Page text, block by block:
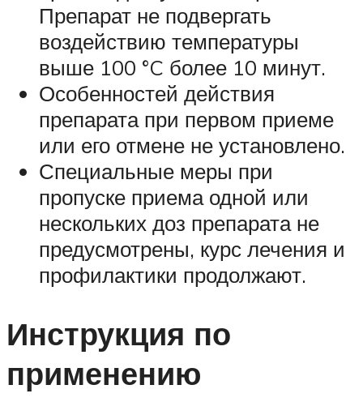
Препарат не подвергать
воздействию температуры
выше 100 °C более 10 минут.
Особенностей действия
препарата при первом приеме
или его отмене не установлено.
Специальные меры при
пропуске приема одной или
нескольких доз препарата не
предусмотрены, курс лечения и
профилактики продолжают.
Инструкция по
применению